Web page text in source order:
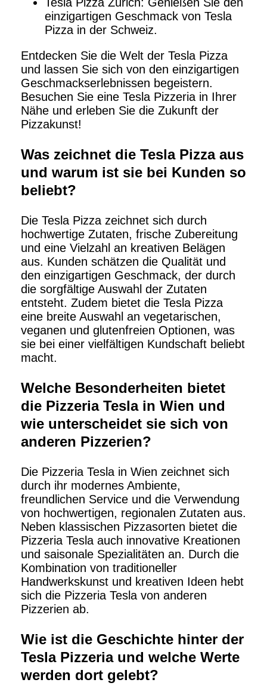
einzigartigen Geschmack von Tesla
Pizza in der Schweiz.
Entdecken Sie die Welt der Tesla Pizza
und lassen Sie sich von den einzigartigen
Geschmackserlebnissen begeistern.
Besuchen Sie eine Tesla Pizzeria in Ihrer
Nähe und erleben Sie die Zukunft der
Pizzakunst!
Was zeichnet die Tesla Pizza aus
und warum ist sie bei Kunden so
beliebt?
Die Tesla Pizza zeichnet sich durch
hochwertige Zutaten, frische Zubereitung
und eine Vielzahl an kreativen Belägen
aus. Kunden schätzen die Qualität und
den einzigartigen Geschmack, der durch
die sorgfältige Auswahl der Zutaten
entsteht. Zudem bietet die Tesla Pizza
eine breite Auswahl an vegetarischen,
veganen und glutenfreien Optionen, was
sie bei einer vielfältigen Kundschaft beliebt
macht.
Welche Besonderheiten bietet
die Pizzeria Tesla in Wien und
wie unterscheidet sie sich von
anderen Pizzerien?
Die Pizzeria Tesla in Wien zeichnet sich
durch ihr modernes Ambiente,
freundlichen Service und die Verwendung
von hochwertigen, regionalen Zutaten aus.
Neben klassischen Pizzasorten bietet die
Pizzeria Tesla auch innovative Kreationen
und saisonale Spezialitäten an. Durch die
Kombination von traditioneller
Handwerkskunst und kreativen Ideen hebt
sich die Pizzeria Tesla von anderen
Pizzerien ab.
Wie ist die Geschichte hinter der
Tesla Pizzeria und welche Werte
werden dort gelebt?